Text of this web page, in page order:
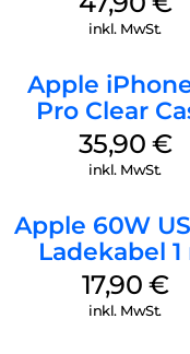
Black
inkl. MwSt.
Apple
Pro Clear
MagSafe
Transparent
35,90 €
inkl. MwSt.
Apple 60W
Ladekabel 1
Weiß
17,90 €
inkl. MwSt.